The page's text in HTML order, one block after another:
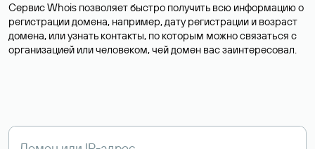
Сервис Whois позволяет быстро получить всю информацию о
регистрации домена, например, дату регистрации и возраст
домена, или узнать контакты, по которым можно связаться с
организацией или человеком, чей домен вас заинтересовал.